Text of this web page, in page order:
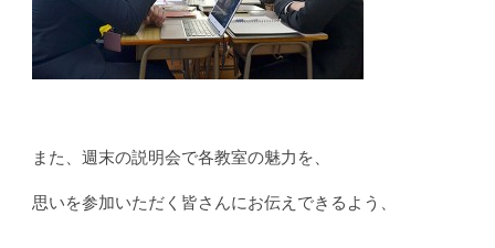
また、週末の説明会で各教室の魅力を、
思いを参加いただく皆さんにお伝えできるよう、